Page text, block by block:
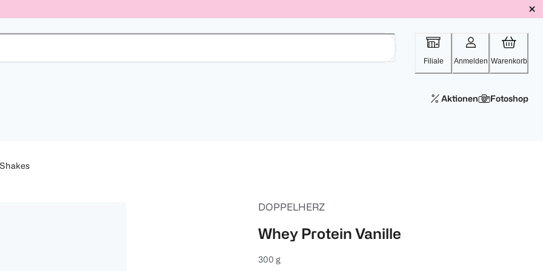
Filiale Anmelden Warenkorb
Aktionen Fotoshop
DOPPELHERZ
Whey Protein Vanille
300 g